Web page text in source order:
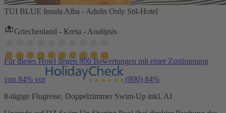
TUI BLUE Insula Alba - Adults Only Stil-Hotel
Griechenland - Kreta - Analipsis
Für dieses Hotel liegen 800 Bewertungen mit einer Zustimmung
von 84% vor (800) 84%
8-tägige Flugreise, Doppelzimmer Swim-Up inkl. AI